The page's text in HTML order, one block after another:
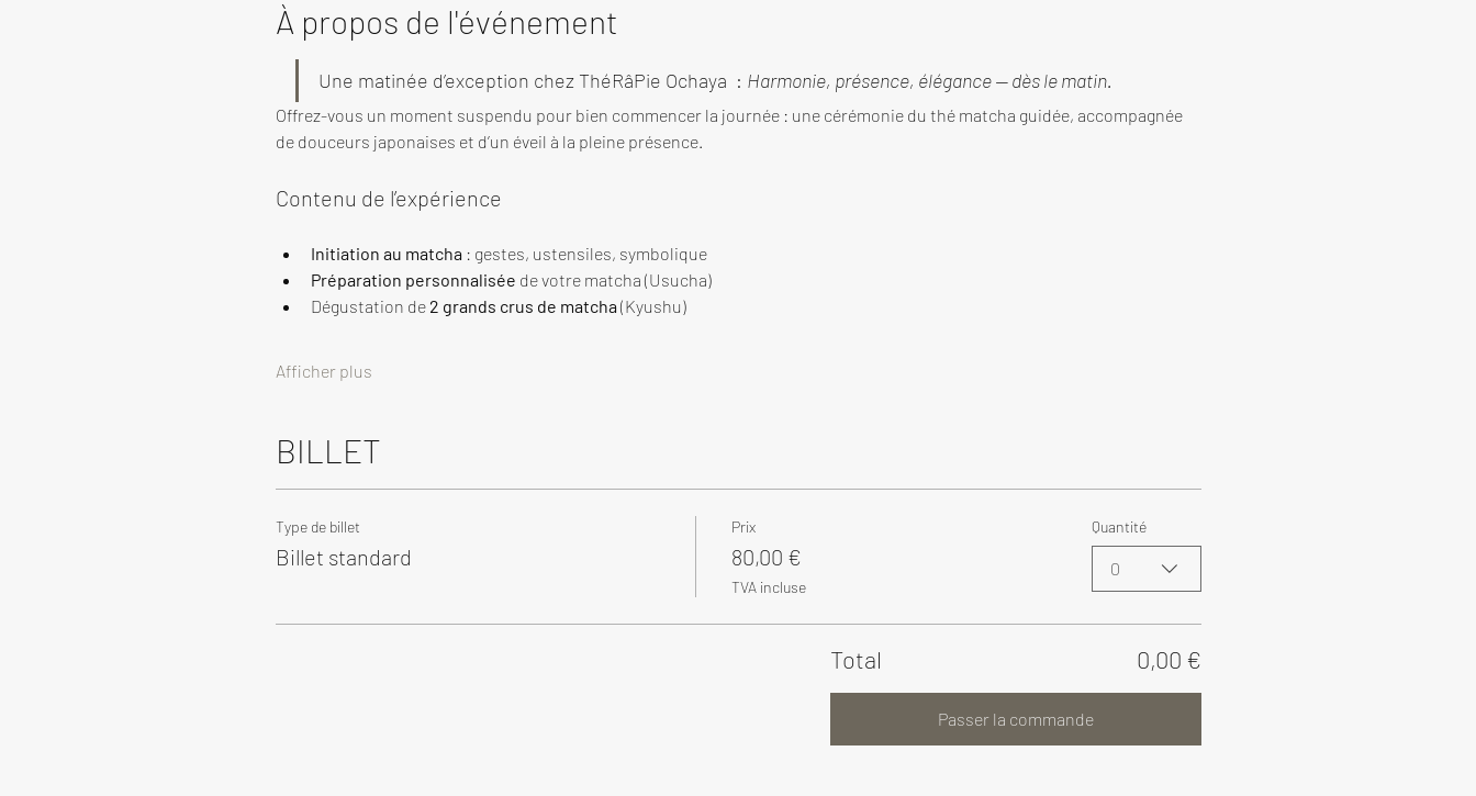
À propos de l'événement
Une matinée d’exception chez ThéRâPie Ochaya  : Harmonie, présence, élégance — dès le matin.
Offrez-vous un moment suspendu pour bien commencer la journée : une cérémonie du thé matcha guidée, accompagnée
de douceurs japonaises et d’un éveil à la pleine présence.
Contenu de l’expérience
Initiation au matcha : gestes, ustensiles, symbolique
Préparation personnalisée de votre matcha (Usucha)
Dégustation de 2 grands crus de matcha (Kyushu)
Afficher plus
BILLET
Type de billet
Billet standard
Prix
80,00 €
TVA incluse
Quantité
0
Total 0,00 €
Passer la commande